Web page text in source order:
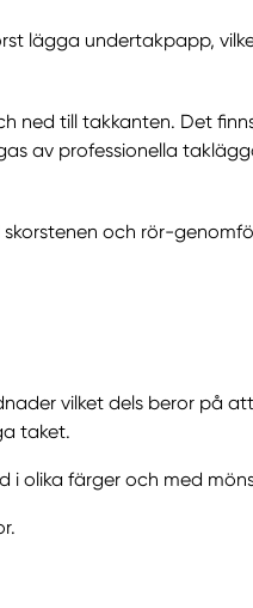
lägga undertakpapp,
ned till takkanten. Det
av professionella
och rör-
vilket dels beror på
taket.
olika färger och med